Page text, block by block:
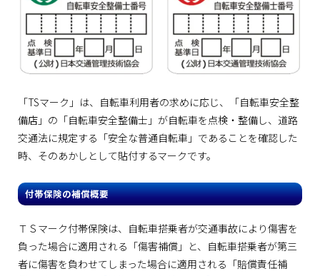
「TSマーク」は、自転車利用者の求めに応じ、「自転車安全整
備店」の「自転車安全整備士」が自転車を点検・整備し、道路
交通法に規定する「安全な普通自転車」であることを確認した
時、そのあかしとして貼付するマークです。
付帯保険の補償概要
ＴＳマーク付帯保険は、自転車搭乗者が交通事故により傷害を
負った場合に適用される「傷害補償」と、自転車搭乗者が第三
者に傷害を負わせてしまった場合に適用される「賠償責任補